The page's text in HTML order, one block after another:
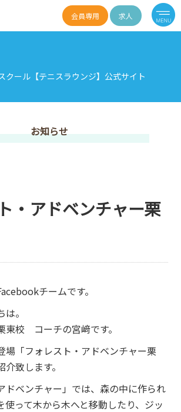
会員専用 求人
クール【テニスラウンジ】公式サイト
お知らせ
・アドベンチャー栗
チームです。
。
東校 コーチの宮﨑です。
場「フォレスト・アドベンチャー栗
致します。
ドベンチャー」では、森の中に作られ
使って木から木へと移動したり、ジッ